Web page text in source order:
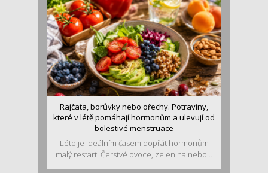
Rajčata, borůvky nebo ořechy. Potraviny,
které v létě pomáhají hormonům a ulevují od
bolestivé menstruace
Léto je ideálním časem dopřát hormonům
malý restart. Čerstvé ovoce, zelenina nebo...